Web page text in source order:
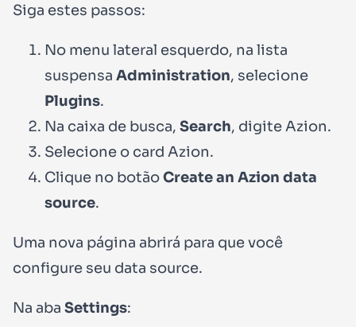
Siga estes passos:
No menu lateral esquerdo, na lista
suspensa Administration, selecione
Plugins.
Na caixa de busca, Search, digiteAzion.
Selecione o card Azion.
Clique no botãoCreate an Azion data
source.
Uma nova página abrirá para que você
configure seu data source.
Na aba Settings: